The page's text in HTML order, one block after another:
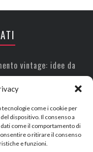
come i cookie per
dispositivo. Il consenso a
come il comportamento di
o ritirare il consenso
e funzioni.
vintage: idee da
2016
stile orientale, come